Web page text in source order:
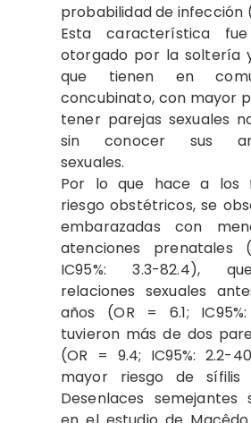
probabilidad de infección
Esta característica
otorgado por la soltería
que tienen en
concubinato, con mayor
tener parejas sexuales
sin conocer sus
sexuales.
Por lo que hace a los
riesgo obstétricos, se
embarazadas con
atenciones prenatales
IC95%: 3.3-82.4),
relaciones sexuales
años (OR = 6.1;
tuvieron más de dos
(OR = 9.4; IC95%: 2.2-
mayor riesgo de sífilis
Desenlaces